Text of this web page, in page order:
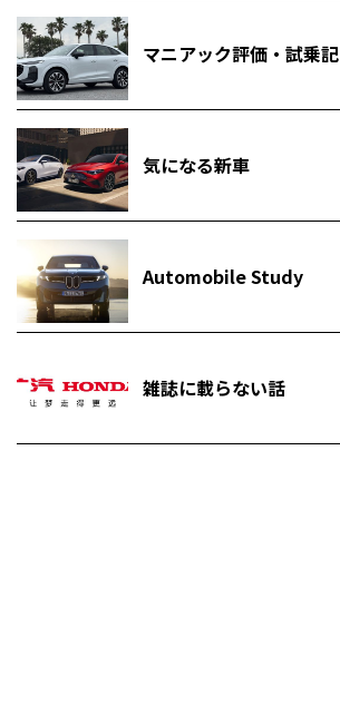
マニアック評価・試乗記
気になる新車
Automobile Study
雑誌に載らない話